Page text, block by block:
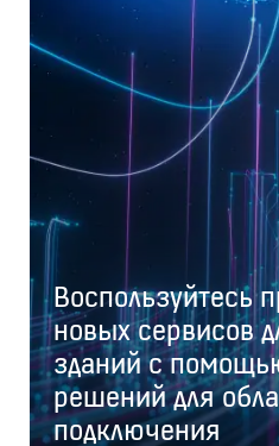
Воспользуйтесь
новых сервисов
зданий с
решений для
подключения